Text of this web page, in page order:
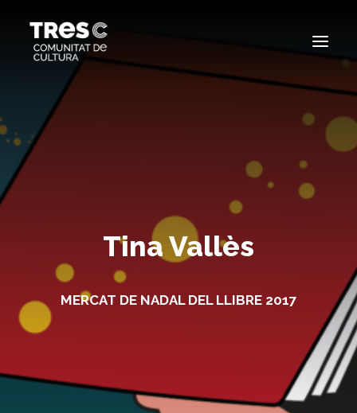
EDICIONS ANTERIORS
Tina Vallès
MERCAT DE NADAL DEL LLIBRE 2017